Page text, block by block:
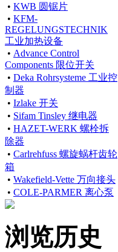
• KWB 圆锯片
• KFM-
REGELUNGSTECHNIK
工业加热设备
• Advance Control
Components 限位开关
• Deka Rohrsysteme 工业控
制器
• Izlake 开关
• Sifam Tinsley 继电器
• HAZET-WERK 螺栓拆
除器
• Carlrehfuss 螺旋蜗杆齿轮
箱
• Wakefield-Vette 万向接头
• COLE-PARMER 离心泵
浏览历史